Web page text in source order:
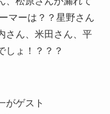
マーは？？星野さん
ん、米田さん、平
しょ！？？？
がゲスト